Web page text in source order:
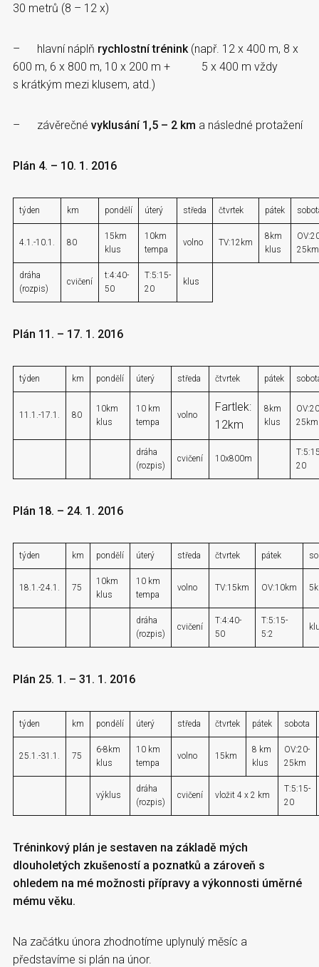
30 metrů (8 – 12 x)
– hlavní náplň rychlostní trénink (např. 12 x 400 m, 8 x
600 m, 6 x 800 m, 10 x 200 m + 5 x 400 m vždy
s krátkým mezi klusem, atd.)
– závěrečné vyklusání 1,5 – 2 km a následné protažení
Plán 4. – 10. 1. 2016
týden km pondělí úterý středa čtvrtek pátek
4.1.-10.1. 80
15km
klus
10km
tempa
volno TV:12km
8km
klus
25km
dráha
(rozpis)
cvičení
t:4:40-
50
T:5:15-
20
klus
Plán 11. – 17. 1. 2016
týden km pondělí úterý středa čtvrtek pátek
11.1.-17.1. 80
10km
klus
10 km
tempa
volno
Fartlek:
12km
8km
klus
25km
dráha
(rozpis)
cvičení 10x800m
20
Plán 18. – 24. 1. 2016
týden km pondělí úterý středa čtvrtek pátek
18.1.-24.1. 75
10km
klus
10 km
tempa
volno TV:15km OV:10km
dráha
(rozpis)
cvičení
T:4:40-
50
T:5:15-
5:2
Plán 25. 1. – 31. 1. 2016
týden km pondělí úterý středa čtvrtek pátek sobota
25.1.-31.1. 75
6-8km
klus
10 km
tempa
volno 15km
8 km
klus
OV:20-
25km
výklus
dráha
(rozpis)
cvičení vložit 4 x 2 km
T:5:15-
20
Tréninkový plán je sestaven na základě mých
dlouholetých zkušeností a poznatků a zároveň s
ohledem na mé možnosti přípravy a výkonnosti úměrné
mému věku.
Na začátku února zhodnotíme uplynulý měsíc a
představíme si plán na únor.